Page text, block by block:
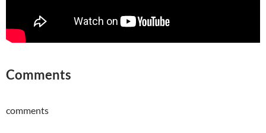
Comments
comments